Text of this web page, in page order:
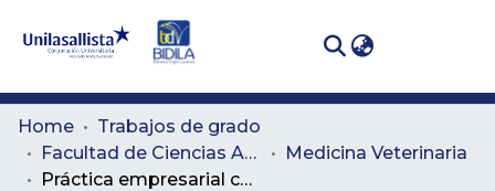
Communities
& Collections
Home
Trabajos de grado
Facultad de Ciencias Administrativas y Agropecuarias
Medicina Veterinaria
Práctica empresarial con énfasis en la clínica de pequeñas especies en la Clínica Médica Veterinaria Animal Hospital.